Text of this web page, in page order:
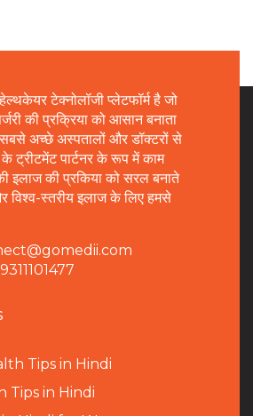
टेक्नोलॉजी प्लेटफॉर्म है जो
की प्रक्रिया को आसान बनाता
अच्छे अस्पतालों और डॉक्टरों से
ट्रीटमेंट पार्टनर के रूप में काम
इलाज की प्रकिया को सरल बनाते
विश्व-स्तरीय इलाज के लिए हमसे
Tips in Hindi
Tips in Hindi